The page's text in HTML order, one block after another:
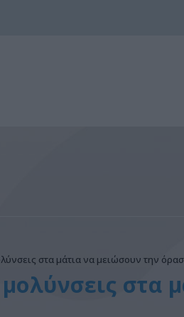
στα μάτια να μειώσουν την
στα